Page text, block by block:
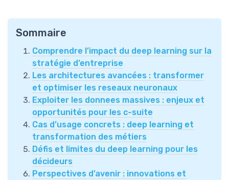
Sommaire
Comprendre l’impact du deep learning sur la
stratégie d’entreprise
Les architectures avancées : transformer
et optimiser les reseaux neuronaux
Exploiter les donnees massives : enjeux et
opportunités pour les c-suite
Cas d’usage concrets : deep learning et
transformation des métiers
Défis et limites du deep learning pour les
décideurs
Perspectives d’avenir : innovations et